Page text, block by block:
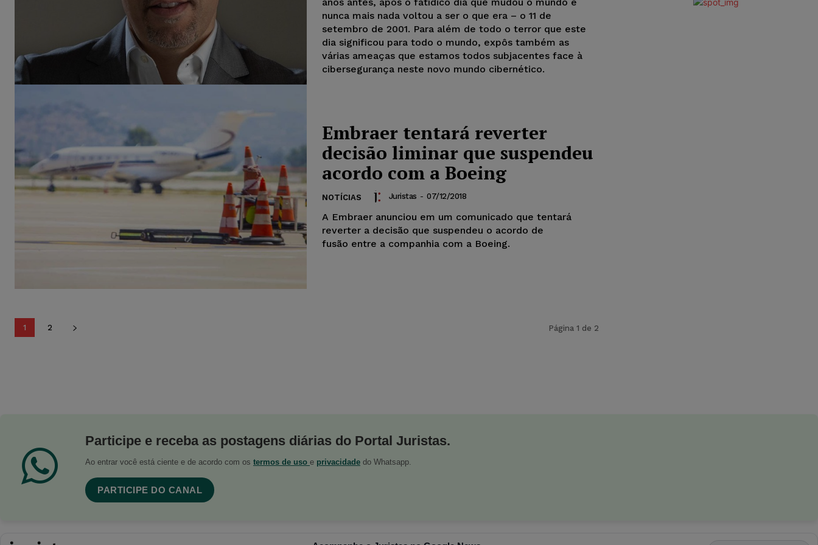
nunca mais nada voltou a ser o que era – o 11 de
setembro de 2001. Para além de todo o terror que este
dia significou para todo o mundo, expôs também as
várias ameaças que estamos todos subjacentes face à
cibersegurança neste novo mundo cibernético.
Embraer tentará reverter
decisão liminar que suspendeu
acordo com a Boeing
NOTÍCIAS Juristas - 07/12/2018
A Embraer anunciou em um comunicado que tentará
reverter a decisão que suspendeu o acordo de
fusão entre a companhia com a Boeing.
1 2 Página 1 de 2
Participe e receba as postagens diárias do Portal Juristas.
Ao entrar você está ciente e de acordo com os termos de uso e privacidade do Whatsapp.
PARTICIPE DO CANAL